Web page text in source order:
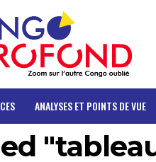
ANALYSES ET POINTS DE VUE